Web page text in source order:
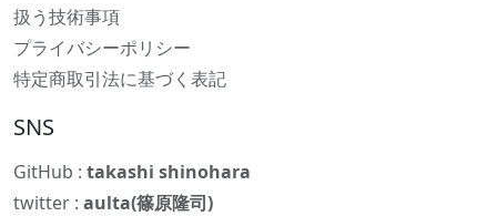
扱う技術事項
プライバシーポリシー
特定商取引法に基づく表記
SNS
GitHub : takashi shinohara
twitter : aulta(篠原隆司)